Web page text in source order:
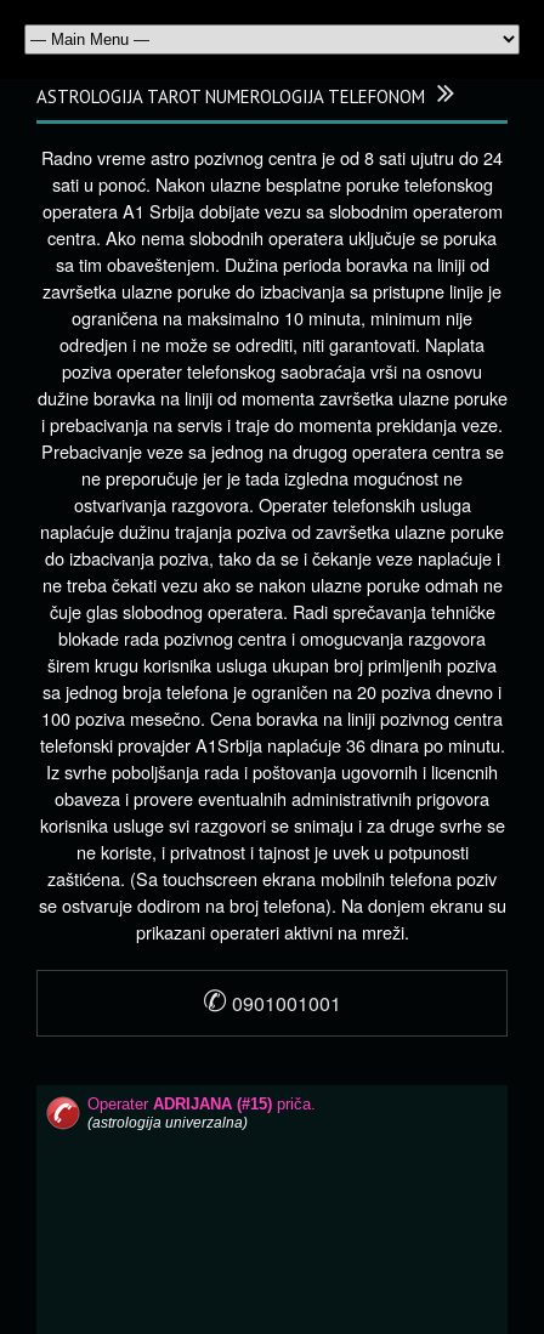
ASTROLOGIJA TAROT NUMEROLOGIJA TELEFONOM
Radno vreme astro pozivnog centra je od 8 sati ujutru do 24
sati u ponoć. Nakon ulazne besplatne poruke telefonskog
operatera A1 Srbija dobijate vezu sa slobodnim operaterom
centra. Ako nema slobodnih operatera uključuje se poruka
sa tim obaveštenjem. Dužina perioda boravka na liniji od
završetka ulazne poruke do izbacivanja sa pristupne linije je
ograničena na maksimalno 10 minuta, minimum nije
odredjen i ne može se odrediti, niti garantovati. Naplata
poziva operater telefonskog saobraćaja vrši na osnovu
dužine boravka na liniji od momenta završetka ulazne poruke
i prebacivanja na servis i traje do momenta prekidanja veze.
Prebacivanje veze sa jednog na drugog operatera centra se
ne preporučuje jer je tada izgledna mogućnost ne
ostvarivanja razgovora. Operater telefonskih usluga
naplaćuje dužinu trajanja poziva od završetka ulazne poruke
do izbacivanja poziva, tako da se i čekanje veze naplaćuje i
ne treba čekati vezu ako se nakon ulazne poruke odmah ne
čuje glas slobodnog operatera. Radi sprečavanja tehničke
blokade rada pozivnog centra i omogucvanja razgovora
širem krugu korisnika usluga ukupan broj primljenih poziva
sa jednog broja telefona je ograničen na 20 poziva dnevno i
100 poziva mesečno. Cena boravka na liniji pozivnog centra
telefonski provajder A1Srbija naplaćuje 36 dinara po minutu.
Iz svrhe poboljšanja rada i poštovanja ugovornih i licencnih
obaveza i provere eventualnih administrativnih prigovora
korisnika usluge svi razgovori se snimaju i za druge svrhe se
ne koriste, i privatnost i tajnost je uvek u potpunosti
zaštićena. (Sa touchscreen ekrana mobilnih telefona poziv
se ostvaruje dodirom na broj telefona). Na donjem ekranu su
prikazani operateri aktivni na mreži.
✆ 0901001001